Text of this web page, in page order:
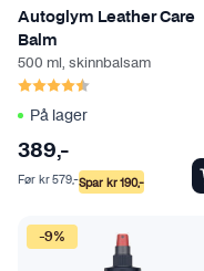
Autoglym Leather Care
Balm
500 ml, skinnbalsam
Karakter:
På lager
389,-
Spar kr190,-
Før kr579,-
-9%